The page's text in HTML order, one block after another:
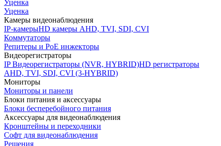
Уценка
Уценка
Камеры видеонаблюдения
IP-камерыHD камеры AHD, TVI, SDI, CVI
Коммутаторы
Репитеры и PoE инжекторы
Видеорегистраторы
IP Видеорегистраторы (NVR, HYBRID)HD регистраторы
AHD, TVI, SDI, CVI (3-HYBRID)
Мониторы
Мониторы и панели
Блоки питания и аксессуары
Блоки бесперебойного питания
Аксессуары для видеонаблюдения
Кронштейны и переходники
Софт для видеонаблюдения
Решения